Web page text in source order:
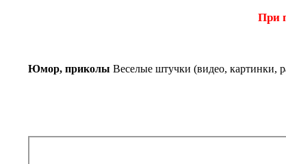
При
Юмор, приколы Веселые штучки (видео, картинки,